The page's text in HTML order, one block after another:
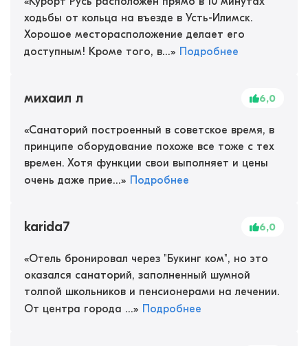
ходьбы от кольца на въезде в Усть-Илимск.
Хорошое месторасположение делает его
доступным! Кроме того, в...» Подробнее
михаил л 6,0
«Санаторий построенный в советское время, в
принципе оборудование похоже все тоже с тех
времен. Хотя функции свои выполняет и цены
очень даже прие...» Подробнее
karida7 6,0
«Отель бронировал через "Букинг ком", но это
оказался санаторий, заполненный шумной
толпой школьников и пенсионерами на лечении.
От центра города ...» Подробнее